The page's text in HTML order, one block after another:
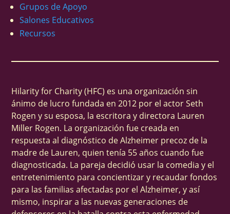
Grupos de Apoyo
Salones Educativos
Recursos
Hilarity for Charity (HFC) es una organización sin
ánimo de lucro fundada en 2012 por el actor Seth
Rogen y su esposa, la escritora y directora Lauren
Miller Rogen. La organización fue creada en
respuesta al diagnóstico de Alzheimer precoz de la
madre de Lauren, quien tenía 55 años cuando fue
diagnosticada. La pareja decidió usar la comedia y el
entretenimiento para concientizar y recaudar fondos
para las familias afectadas por el Alzheimer, y así
mismo, inspirar a las nuevas generaciones de